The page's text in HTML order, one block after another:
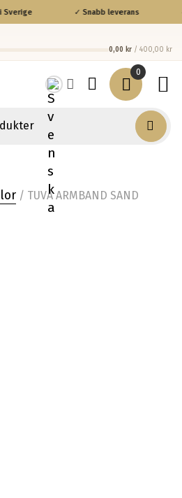
✓ Snabb leverans
0,00 kr / 400,00 kr
0
/ TUVA ARMBAND SAND